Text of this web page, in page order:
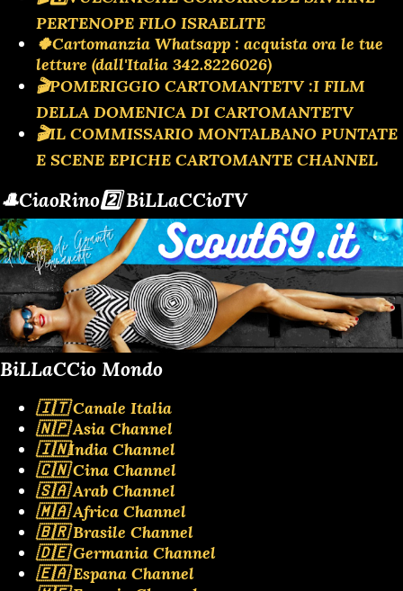
PERTENOPE FILO ISRAELITE
🍀Cartomanzia Whatsapp : acquista ora le tue
letture (dall'Italia 342.8226026)
🎬POMERIGGIO CARTOMANTETV :I FILM
DELLA DOMENICA DI CARTOMANTETV
🎬IL COMMISSARIO MONTALBANO PUNTATE
E SCENE EPICHE CARTOMANTE CHANNEL
🎩CiaoRino2️⃣ BiLLaCCioTV
BiLLaCCio Mondo
🇮🇹 Canale Italia
🇳🇵 Asia Channel
🇮🇳India Channel
🇨🇳 Cina Channel
🇸🇦 Arab Channel
🇲🇦 Africa Channel
🇧🇷 Brasile Channel
🇩🇪 Germania Channel
🇪🇦 Espana Channel